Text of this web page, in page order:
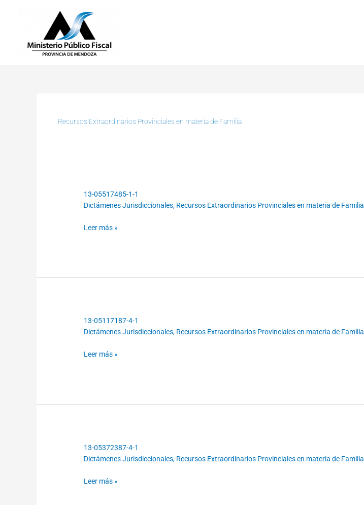
Recursos Extraordinarios Provinciales en materia de Familia
13-05517485-1-1
Dictámenes Jurisdiccionales, Recursos Extraordinarios Provinciales en materia de Familia
13-
05517485-
Leer más »
13-05117187-4-1
Dictámenes Jurisdiccionales, Recursos Extraordinarios Provinciales en materia de Familia
13-
05117187-
Leer más »
13-05372387-4-1
Dictámenes Jurisdiccionales, Recursos Extraordinarios Provinciales en materia de Familia
13-
05372387-
Leer más »